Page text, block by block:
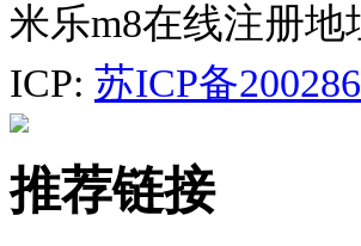
米乐m8在线注册
ICP: 苏ICP备
推荐链接